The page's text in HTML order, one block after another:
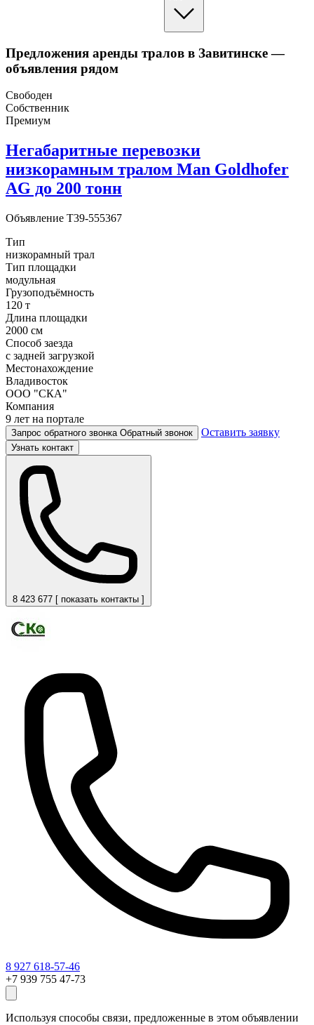
Предложения аренды тралов в Завитинске —
объявления рядом
Свободен
Собственник
Премиум
Негабаритные перевозки
низкорамным тралом Man Goldhofer
AG до 200 тонн
Объявление T39-555367
Тип
низкорамный трал
Тип площадки
модульная
Грузоподъёмность
120 т
Длина площадки
2000 см
Способ заезда
с задней загрузкой
Местонахождение
Владивосток
ООО "СКА"
Компания
9 лет на портале
Запрос обратного звонка Обратный звонок Оставить заявку
Узнать контакт
8 423 677 [ показать контакты ]
8 927 618-57-46
+7 939 755 47-73
Используя способы связи, предложенные в этом объявлении